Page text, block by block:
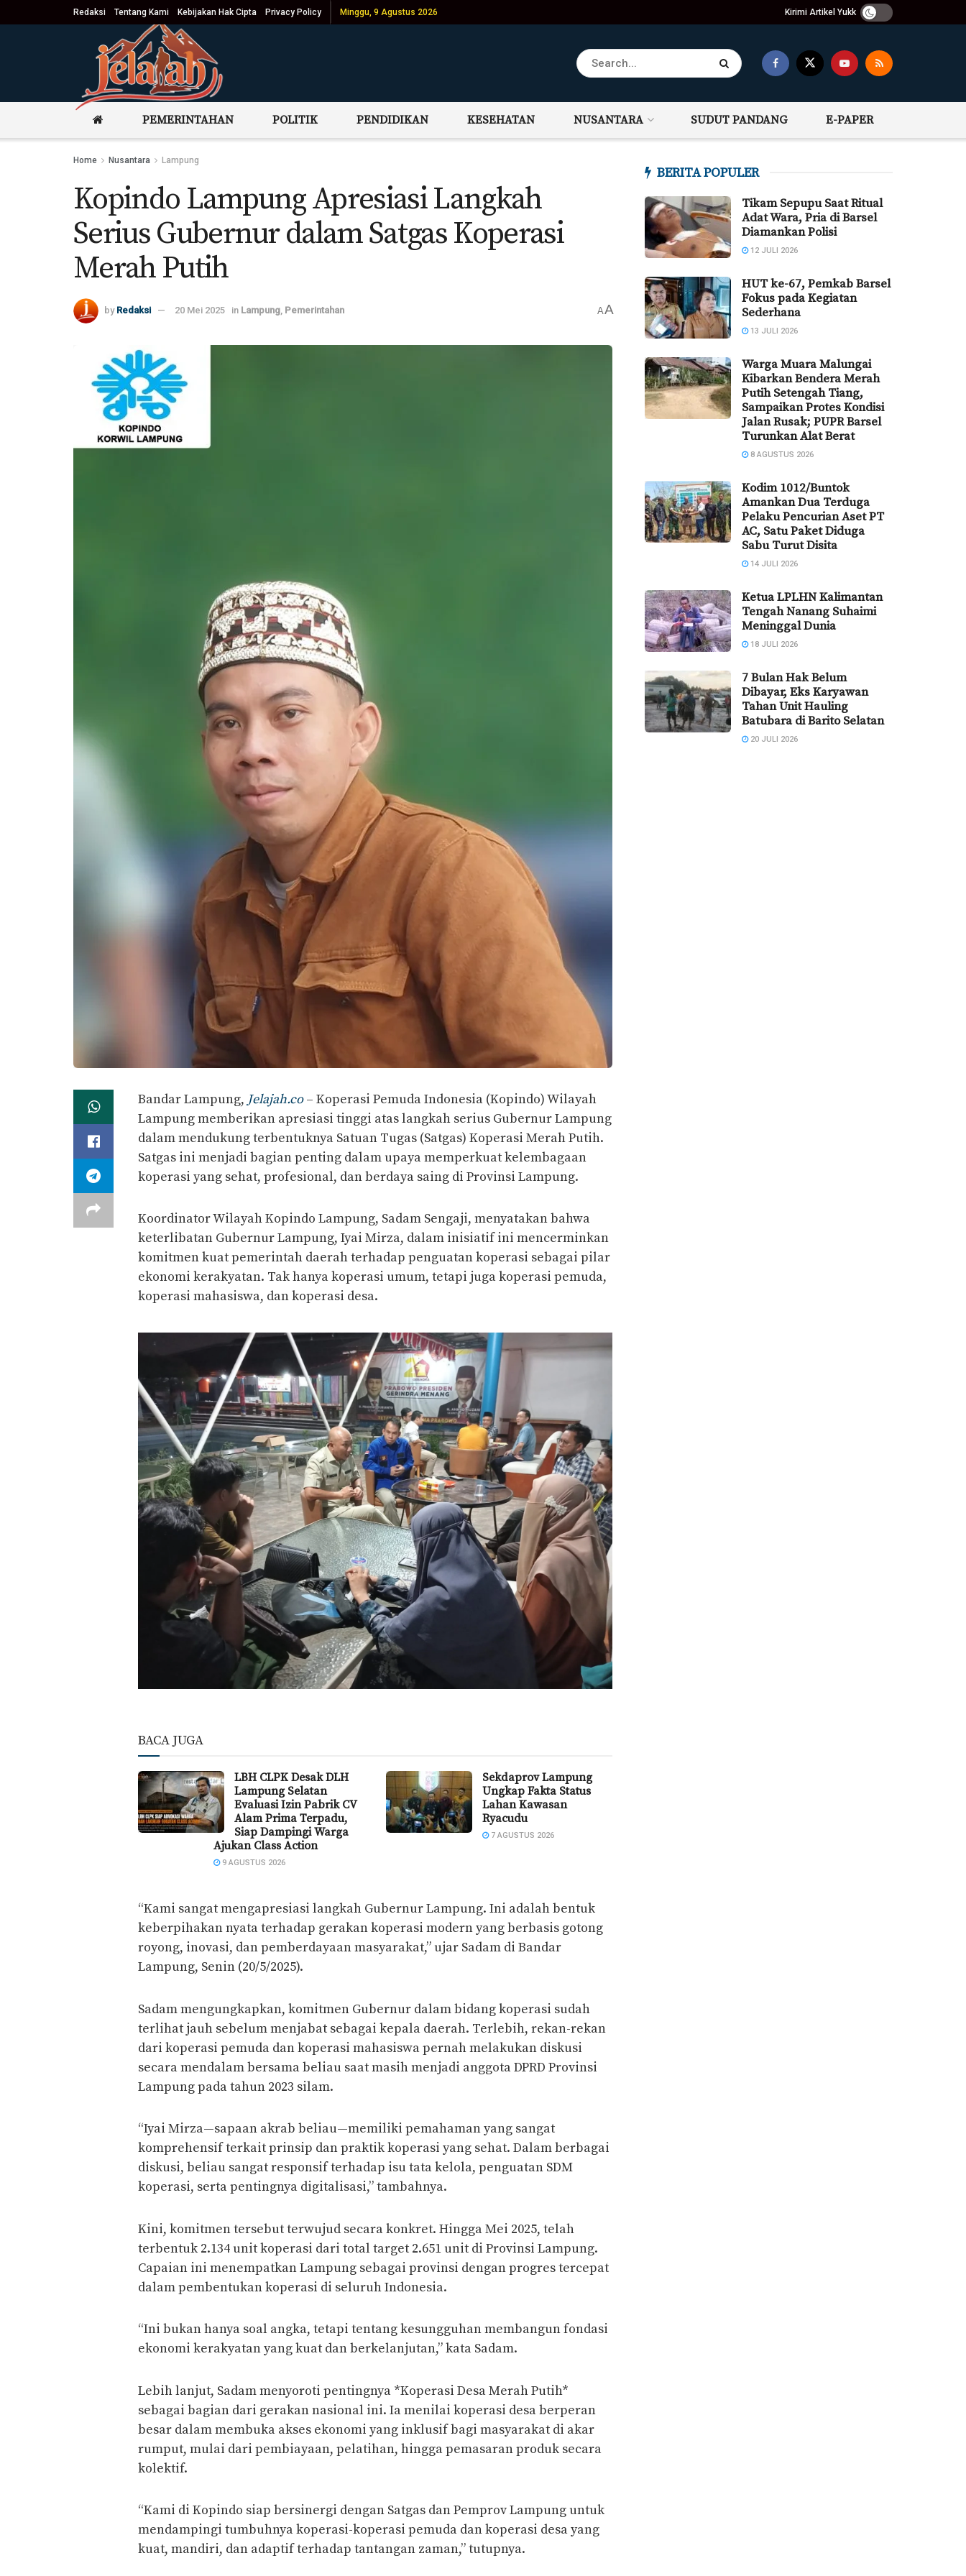
Redaksi Tentang Kami Kebijakan Hak Cipta Privacy Policy Minggu, 9 Agustus 2026 Kirimi Artikel Yukk
PEMERINTAHAN POLITIK PENDIDIKAN KESEHATAN NUSANTARA SUDUT PANDANG E-PAPER
Home Nusantara Lampung
Kopindo Lampung Apresiasi Langkah
Serius Gubernur dalam Satgas Koperasi
Merah Putih
by Redaksi 20 Mei 2025 in Lampung Pemerintahan AA
Bandar Lampung, Jelajah.co– Koperasi Pemuda Indonesia (Kopindo) Wilayah
Lampung memberikan apresiasi tinggi atas langkah serius Gubernur Lampung
dalam mendukung terbentuknya Satuan Tugas (Satgas) Koperasi Merah Putih.
Satgas ini menjadi bagian penting dalam upaya memperkuat kelembagaan
koperasi yang sehat, profesional, dan berdaya saing di Provinsi Lampung.
Koordinator Wilayah Kopindo Lampung, Sadam Sengaji, menyatakan bahwa
keterlibatan Gubernur Lampung, Iyai Mirza, dalam inisiatif ini mencerminkan
komitmen kuat pemerintah daerah terhadap penguatan koperasi sebagai pilar
ekonomi kerakyatan. Tak hanya koperasi umum, tetapi juga koperasi pemuda,
koperasi mahasiswa, dan koperasi desa.
BACA JUGA
LBH CLPK Desak DLH
Lampung Selatan
Evaluasi Izin Pabrik CV
Alam Prima Terpadu,
Siap Dampingi Warga
Ajukan Class Action
9 AGUSTUS 2026
Sekdaprov Lampung
Ungkap Fakta Status
Lahan Kawasan
Ryacudu
7 AGUSTUS 2026
“Kami sangat mengapresiasi langkah Gubernur Lampung. Ini adalah bentuk
keberpihakan nyata terhadap gerakan koperasi modern yang berbasis gotong
royong, inovasi, dan pemberdayaan masyarakat,” ujar Sadam di Bandar
Lampung, Senin (20/5/2025).
Sadam mengungkapkan, komitmen Gubernur dalam bidang koperasi sudah
terlihat jauh sebelum menjabat sebagai kepala daerah. Terlebih, rekan-rekan
dari koperasi pemuda dan koperasi mahasiswa pernah melakukan diskusi
secara mendalam bersama beliau saat masih menjadi anggota DPRD Provinsi
Lampung pada tahun 2023 silam.
“Iyai Mirza—sapaan akrab beliau—memiliki pemahaman yang sangat
komprehensif terkait prinsip dan praktik koperasi yang sehat. Dalam berbagai
diskusi, beliau sangat responsif terhadap isu tata kelola, penguatan SDM
koperasi, serta pentingnya digitalisasi,” tambahnya.
Kini, komitmen tersebut terwujud secara konkret. Hingga Mei 2025, telah
terbentuk 2.134 unit koperasi dari total target 2.651 unit di Provinsi Lampung.
Capaian ini menempatkan Lampung sebagai provinsi dengan progres tercepat
dalam pembentukan koperasi di seluruh Indonesia.
“Ini bukan hanya soal angka, tetapi tentang kesungguhan membangun fondasi
ekonomi kerakyatan yang kuat dan berkelanjutan,” kata Sadam.
Lebih lanjut, Sadam menyoroti pentingnya *Koperasi Desa Merah Putih*
sebagai bagian dari gerakan nasional ini. Ia menilai koperasi desa berperan
besar dalam membuka akses ekonomi yang inklusif bagi masyarakat di akar
rumput, mulai dari pembiayaan, pelatihan, hingga pemasaran produk secara
kolektif.
“Kami di Kopindo siap bersinergi dengan Satgas dan Pemprov Lampung untuk
mendampingi tumbuhnya koperasi-koperasi pemuda dan koperasi desa yang
kuat, mandiri, dan adaptif terhadap tantangan zaman,” tutupnya.
BERITA POPULER
Tikam Sepupu Saat Ritual
Adat Wara, Pria di Barsel
Diamankan Polisi
12 JULI 2026
HUT ke-67, Pemkab Barsel
Fokus pada Kegiatan
Sederhana
13 JULI 2026
Warga Muara Malungai
Kibarkan Bendera Merah
Putih Setengah Tiang,
Sampaikan Protes Kondisi
Jalan Rusak; PUPR Barsel
Turunkan Alat Berat
8 AGUSTUS 2026
Kodim 1012/Buntok
Amankan Dua Terduga
Pelaku Pencurian Aset PT
AC, Satu Paket Diduga
Sabu Turut Disita
14 JULI 2026
Ketua LPLHN Kalimantan
Tengah Nanang Suhaimi
Meninggal Dunia
18 JULI 2026
7 Bulan Hak Belum
Dibayar, Eks Karyawan
Tahan Unit Hauling
Batubara di Barito Selatan
20 JULI 2026